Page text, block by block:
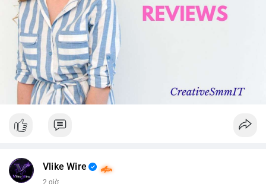
Vlike Wire